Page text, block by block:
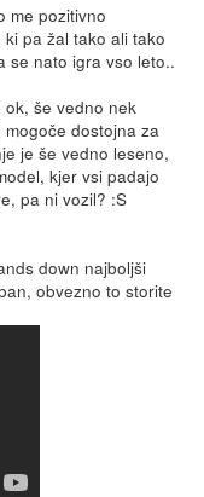
me pozitivno
pa žal tako ali tako
se nato igra vso leto..
še vedno nek
dostojna za
je še vedno leseno,
kjer vsi padajo
pa ni vozil? :S
down najboljši
obvezno to storite